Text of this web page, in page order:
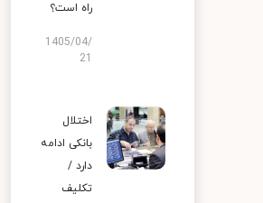
راه است؟
1405/04/
اختلال
بانکی ادامه
دارد /
تکلیف